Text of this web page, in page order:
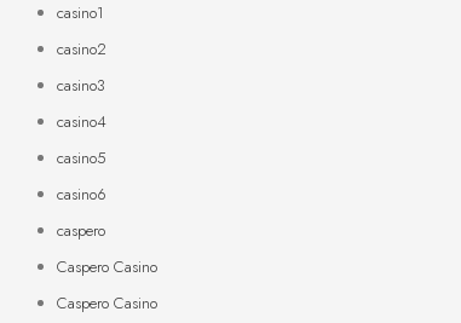
casino1
casino2
casino3
casino4
casino5
casino6
caspero
Caspero Casino
Caspero Casino